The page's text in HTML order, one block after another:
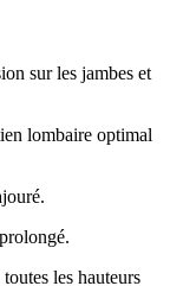
sur les jambes et
lombaire optimal
les hauteurs